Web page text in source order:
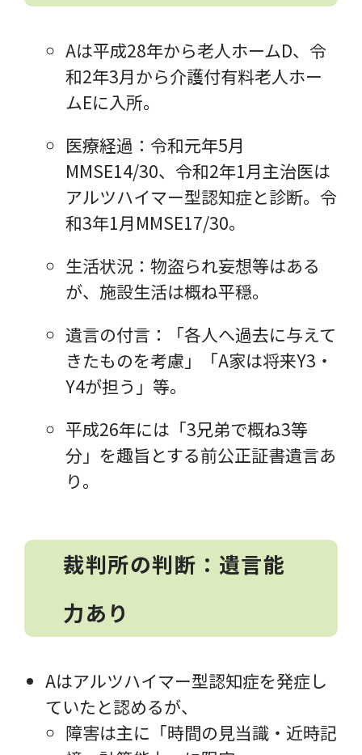
Aは平成28年から老人ホームD、令
和2年3月から介護付有料老人ホー
ムEに入所。
医療経過：令和元年5月
MMSE14/30、令和2年1月主治医は
アルツハイマー型認知症と診断。令
和3年1月MMSE17/30。
生活状況：物盗られ妄想等はある
が、施設生活は概ね平穏。
遺言の付言：「各人へ過去に与えて
きたものを考慮」「A家は将来Y3・
Y4が担う」等。
平成26年には「3兄弟で概ね3等
分」を趣旨とする前公正証書遺言あ
り。
裁判所の判断：遺言能
力あり
Aはアルツハイマー型認知症を発症し
ていたと認めるが、
障害は主に「時間の見当識・近時記